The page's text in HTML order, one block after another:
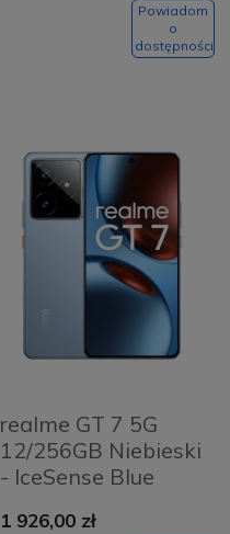
Powiadom
o
dostępności
realme GT 7 5G
12/256GB Niebieski
- IceSense Blue
1 926,00 zł